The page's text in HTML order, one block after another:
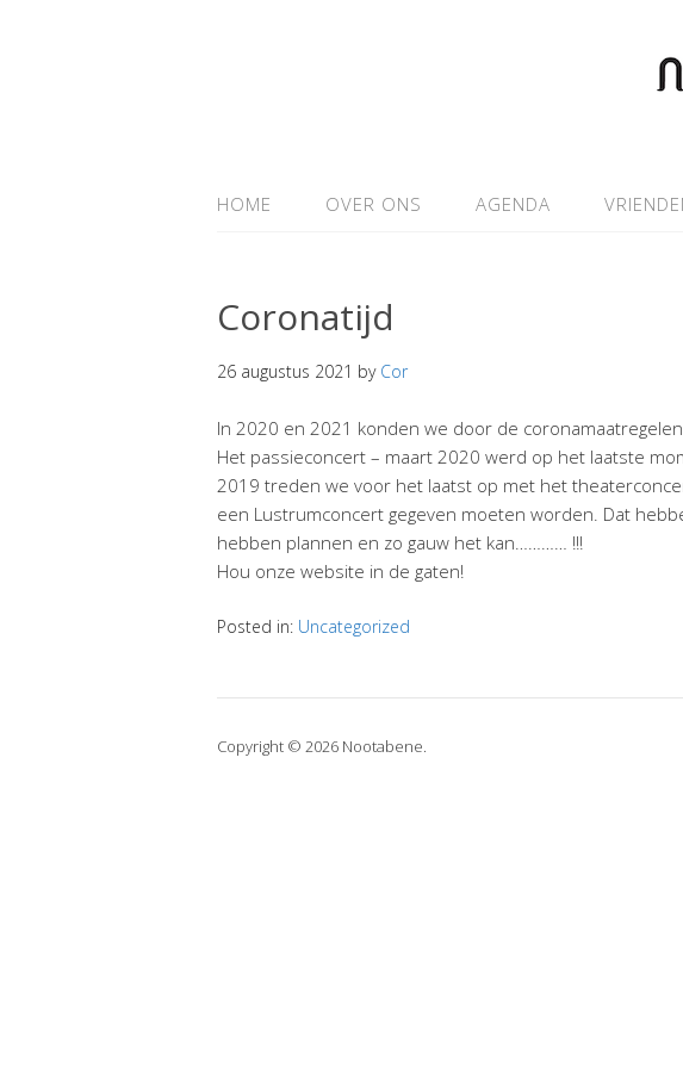
HOME OVER ONS AGENDA
Coronatijd
26 augustus 2021 by Cor
In 2020 en 2021 konden we door de
Het passieconcert – maart 2020 werd op het laatste
2019 treden we voor het laatst op met het
een Lustrumconcert gegeven moeten worden. Dat
hebben plannen en zo gauw het kan………… !!!
Hou onze website in de gaten!
Posted in: Uncategorized
Copyright © 2026 Nootabene.